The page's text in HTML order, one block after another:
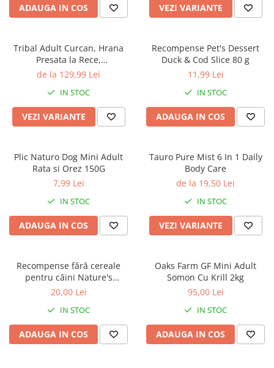
ADAUGA IN COS VEZI VARIANTE
Tribal Adult Curcan, Hrana
Presata la Rece,
Hipoalergenica
de la 129,99 Lei
IN STOC
VEZI VARIANTE
Recompense Pet's Dessert
Duck & Cod Slice 80 g
11,99 Lei
IN STOC
ADAUGA IN COS
Plic Naturo Dog Mini Adult
Rata si Orez 150G
7,99 Lei
IN STOC
ADAUGA IN COS
Tauro Pure Mist 6 In 1 Daily
Body Care
de la 19,50 Lei
IN STOC
VEZI VARIANTE
Recompense fără cereale
pentru câini Nature's
Protection Superior Care
Care cu Somon, 110g
20,00 Lei
IN STOC
ADAUGA IN COS
Oaks Farm GF Mini Adult
Somon Cu Krill 2kg
95,00 Lei
IN STOC
ADAUGA IN COS